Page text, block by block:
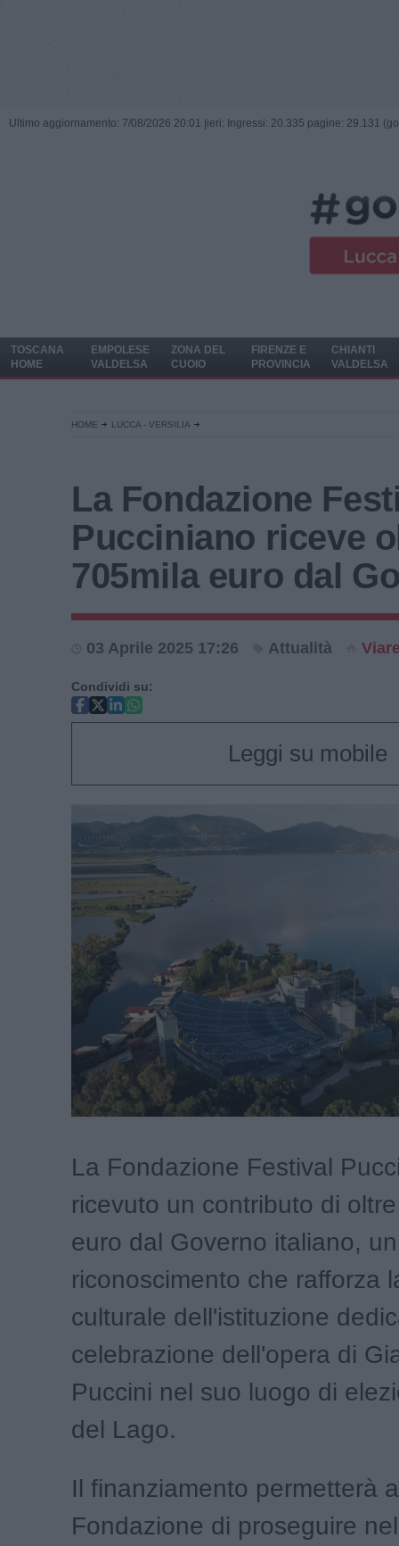
Ultimo aggiornamento: 7/08/2026 20:01 | ieri: Ingressi: 20.335 pagine: 29.131
TOSCANA
HOME
EMPOLESE
VALDELSA
ZONA DEL
CUOIO
FIRENZE E
PROVINCIA
CHIANTI
VALDELSA
HOME LUCCA - VERSILIA
La Fondazione
Pucciniano riceve
705mila euro dal
03 Aprile 2025 17:26 Attualità
Condividi su:
Leggi su mobile
La Fondazione Festival
ricevuto un contributo di
euro dal Governo italiano,
riconoscimento che rafforza
culturale dell'istituzione
celebrazione dell'opera di
Puccini nel suo luogo di
del Lago.
Il finanziamento permetterà
Fondazione di proseguire